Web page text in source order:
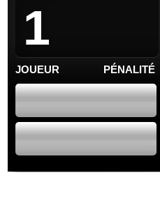
1
JOUEUR PÉNALITÉ